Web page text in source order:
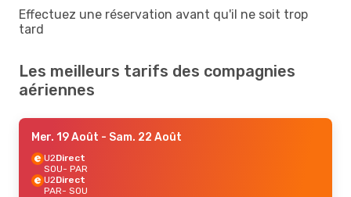
Effectuez une réservation avant qu'il ne soit trop
tard
Les meilleurs tarifs des compagnies
aériennes
Mer. 19 Août - Sam. 22 Août
U2Direct
SOU- PAR
U2Direct
PAR- SOU